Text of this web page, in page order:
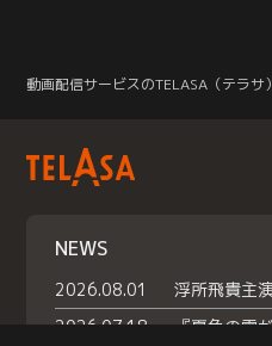
動画配信サービスのTELASA（テラサ）
NEWS
2026.08.01
2026.07.18